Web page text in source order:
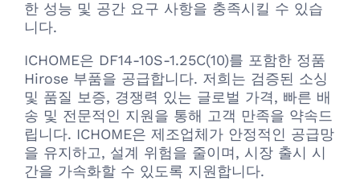
한 성능 및 공간 요구 사항을 충족시킬 수 있습
니다.
ICHOME은 DF14-10S-1.25C(10)를 포함한 정품
Hirose 부품을 공급합니다. 저희는 검증된 소싱
및 품질 보증, 경쟁력 있는 글로벌 가격, 빠른 배
송 및 전문적인 지원을 통해 고객 만족을 약속드
립니다. ICHOME은 제조업체가 안정적인 공급망
을 유지하고, 설계 위험을 줄이며, 시장 출시 시
간을 가속화할 수 있도록 지원합니다.